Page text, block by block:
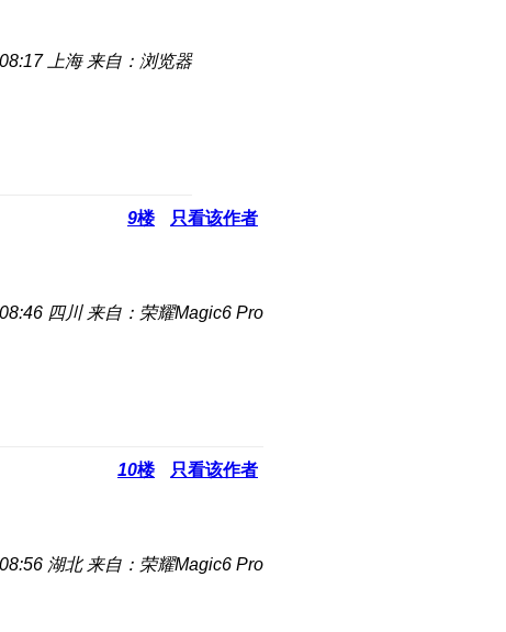
上海 来自：浏览器
9楼 只看该作者
四川 来自：荣耀Magic6 Pro
10楼 只看该作者
湖北 来自：荣耀Magic6 Pro